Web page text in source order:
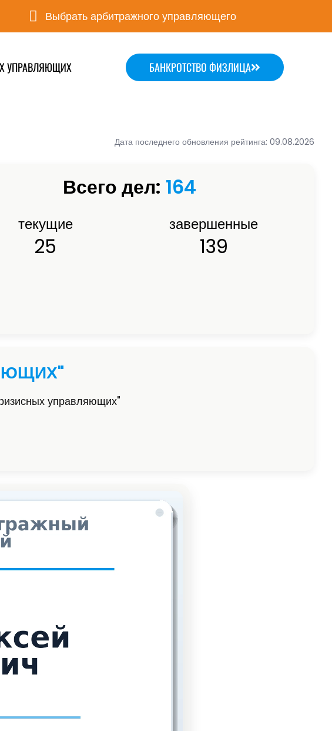
Выбрать арбитражного управляющего
УПРАВЛЯЮЩИХ БАНКРОТСТВО ФИЗЛИЦА
Дата последнего обновления рейтинга: 09.08.2026
Всего дел: 164
текущие
25
завершенные
139
управляющих"